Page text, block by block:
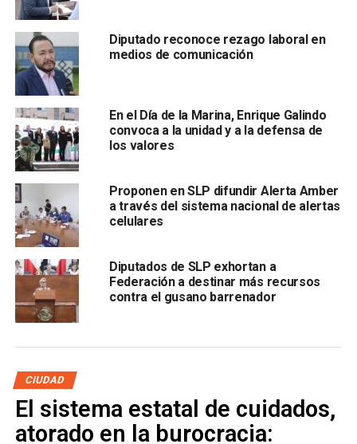
cometido acciones de abuso contra las mujeres, se
abstengan y en el caso específico de las diputadas que
han presentado denuncias contra algunos de sus
respeto y apoyo incondicional para no permitir que se les
siga agrediendo”.
“Hay dos quejas ante la
Humanos
y además aquí vamos a tomar medidas para
evitar la violencia política y de género y como mujer y
diputada me solidarizo para rechazar cualquier violencia
no podemos permitir que eso siga ocurriendo”, expuso.
Diputado reconoce rezago laboral en
medios de comunicación
En el Día de la Marina, Enrique Galindo
convoca a la unidad y a la defensa de
los valores
Proponen en SLP difundir Alerta Amber
a través del sistema nacional de alertas
celulares
Diputados de SLP exhortan a
Federación a destinar más recursos
contra el gusano barrenador
CIUDAD
El sistema estatal de cuidados,
atorado en la burocracia: